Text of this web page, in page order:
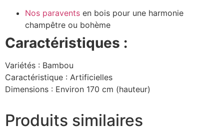
Nos paravents en bois pour une harmonie
champêtre ou bohème
Caractéristiques :
Variétés : Bambou
Caractéristique : Artificielles
Dimensions : Environ 170 cm (hauteur)
Produits similaires